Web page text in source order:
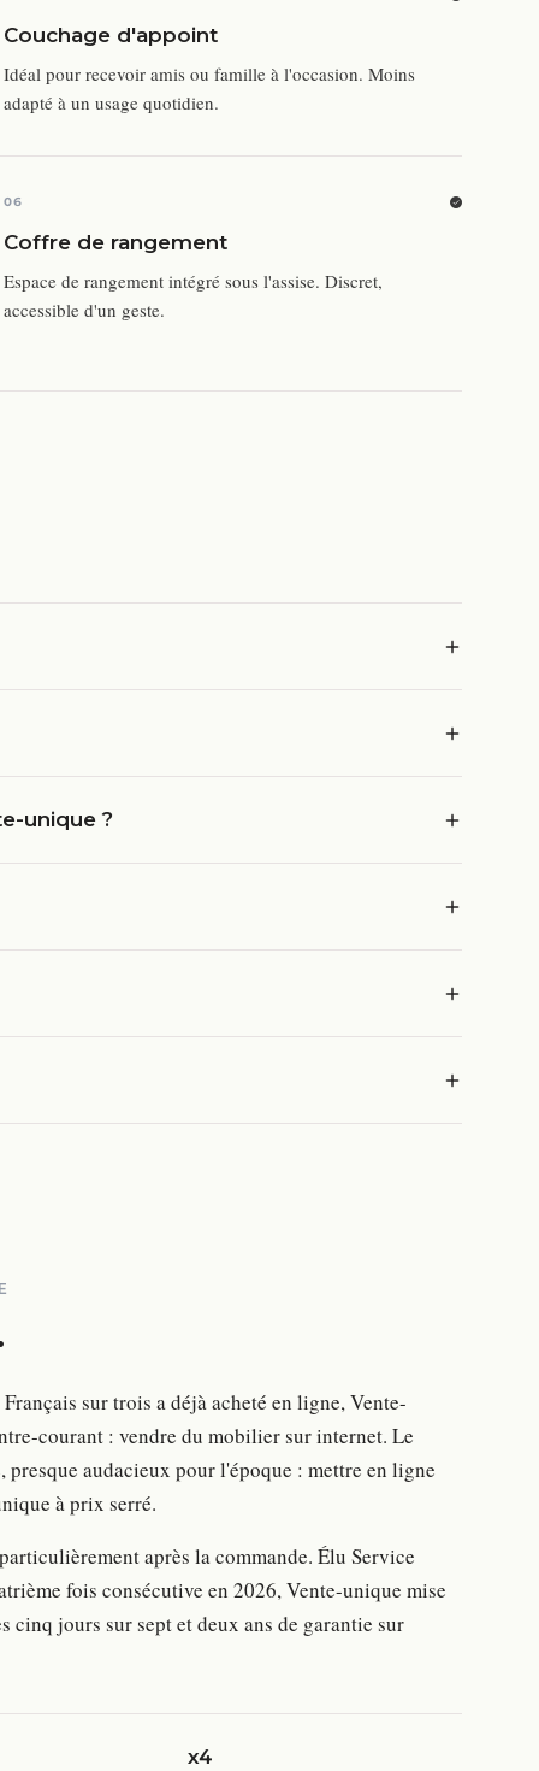
Couchage d'appoint
Idéal pour recevoir amis ou famille à l'occasion. Moins
adapté à un usage quotidien.
06
Coffre de rangement
Espace de rangement intégré sous l'assise. Discret,
accessible d'un geste.
unique ?
sur trois a déjà acheté en ligne, Vente-
courant : vendre du mobilier sur internet. Le
presque audacieux pour l'époque : mettre en ligne
à prix serré.
après la commande. Élu Service
fois consécutive en 2026, Vente-unique mise
cinq jours sur sept et deux ans de garantie sur
x4